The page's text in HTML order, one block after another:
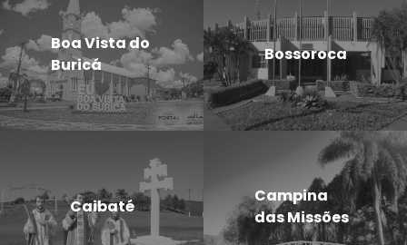
Boa Vista do
Buricá
Bossoroca
Caibaté
Campina
das Missões